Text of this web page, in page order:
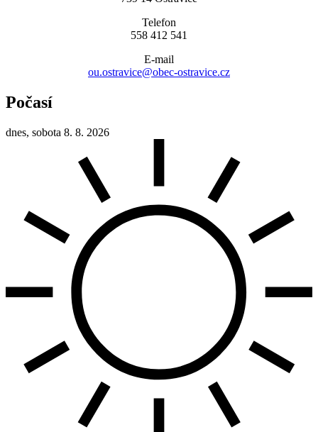
Telefon
558 412 541
E-mail
ou.ostravice@obec-ostravice.cz
Počasí
dnes, sobota 8. 8. 2026